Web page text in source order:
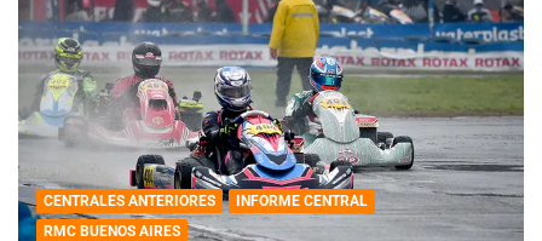
CENTRALES ANTERIORES
INFORME CENTRAL
RMC BUENOS AIRES